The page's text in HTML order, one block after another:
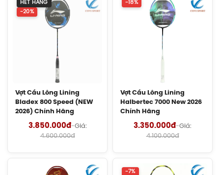
(Women) Chính Hãng
2.550.000đ
Vợt Cầu Lông Lining Axforce 100 Max
Cước Cầu Lông Kizuna Z63X Chính
Hãng
180.000đ
180.000đ
HẾT HÀNG
-20%
Vợt Cầu Lông Lining
Bladex 800 Speed (NEW
2026) Chính Hãng
3.850.000đ-Giá:
4.600.000đ
-18%
Vợt Cầu Lông Lining
Halbertec 7000 New 2026
Chính Hãng
3.350.000đ-Giá:
4.100.000đ
-7%